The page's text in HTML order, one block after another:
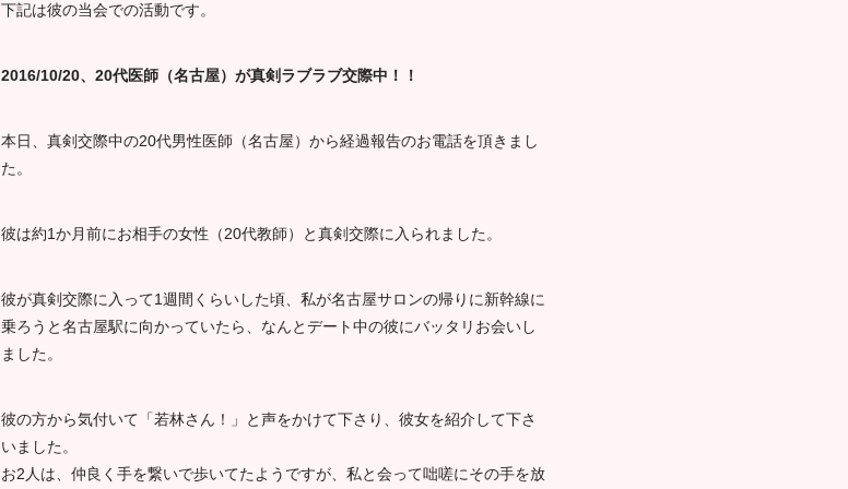
下記は彼の当会での活動です。
2016/10/20、20代医師（名古屋）が真剣ラブラブ交際中！！
本日、真剣交際中の20代男性医師（名古屋）から経過報告のお電話を頂きまし
た。
彼は約1か月前にお相手の女性（20代教師）と真剣交際に入られました。
彼が真剣交際に入って1週間くらいした頃、私が名古屋サロンの帰りに新幹線に
乗ろうと名古屋駅に向かっていたら、なんとデート中の彼にバッタリお会いし
ました。
彼の方から気付いて「若林さん！」と声をかけて下さり、彼女を紹介して下さ
いました。
お2人は、仲良く手を繋いで歩いてたようですが、私と会って咄嗟にその手を放